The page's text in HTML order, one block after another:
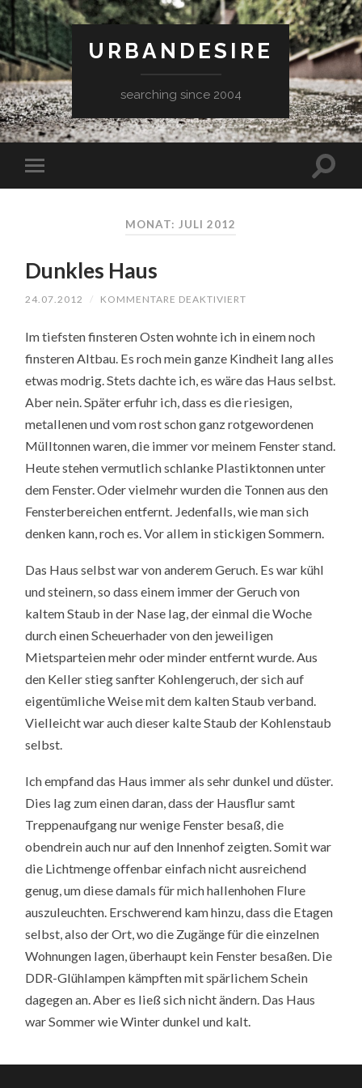
URBANDESIRE
searching since 2004
MONAT: JULI 2012
Dunkles Haus
24.07.2012 / KOMMENTARE DEAKTIVIERT
Im tiefsten finsteren Osten wohnte ich in einem noch
finsteren Altbau. Es roch mein ganze Kindheit lang alles
etwas modrig. Stets dachte ich, es wäre das Haus selbst.
Aber nein. Später erfuhr ich, dass es die riesigen,
metallenen und vom rost schon ganz rotgewordenen
Mülltonnen waren, die immer vor meinem Fenster stand.
Heute stehen vermutlich schlanke Plastiktonnen unter
dem Fenster. Oder vielmehr wurden die Tonnen aus den
Fensterbereichen entfernt. Jedenfalls, wie man sich
denken kann, roch es. Vor allem in stickigen Sommern.
Das Haus selbst war von anderem Geruch. Es war kühl
und steinern, so dass einem immer der Geruch von
kaltem Staub in der Nase lag, der einmal die Woche
durch einen Scheuerhader von den jeweiligen
Mietsparteien mehr oder minder entfernt wurde. Aus
den Keller stieg sanfter Kohlengeruch, der sich auf
eigentümliche Weise mit dem kalten Staub verband.
Vielleicht war auch dieser kalte Staub der Kohlenstaub
selbst.
Ich empfand das Haus immer als sehr dunkel und düster.
Dies lag zum einen daran, dass der Hausflur samt
Treppenaufgang nur wenige Fenster besaß, die
obendrein auch nur auf den Innenhof zeigten. Somit war
die Lichtmenge offenbar einfach nicht ausreichend
genug, um diese damals für mich hallenhohen Flure
auszuleuchten. Erschwerend kam hinzu, dass die Etagen
selbst, also der Ort, wo die Zugänge für die einzelnen
Wohnungen lagen, überhaupt kein Fenster besaßen. Die
DDR-Glühlampen kämpften mit spärlichem Schein
dagegen an. Aber es ließ sich nicht ändern. Das Haus
war Sommer wie Winter dunkel und kalt.